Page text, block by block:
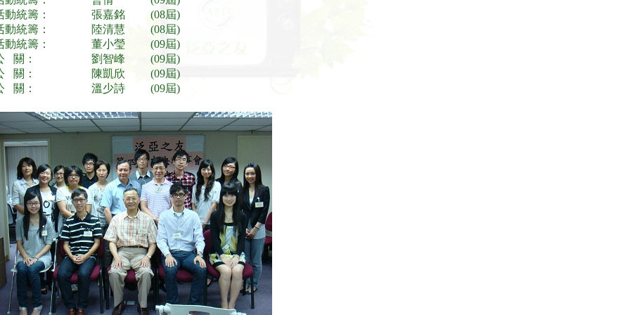
動統籌：
張嘉銘
(08屆)
動統籌：
陸清慧
(08屆)
動統籌：
董小瑩
(09屆)
關：
劉智峰
(09屆)
關：
陳凱欣
(09屆)
關：
溫少詩 (09屆)